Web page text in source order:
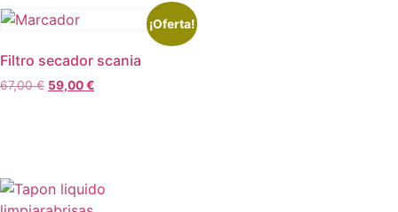
¡Oferta!
Filtro secador scania
67,00€ 59,00€